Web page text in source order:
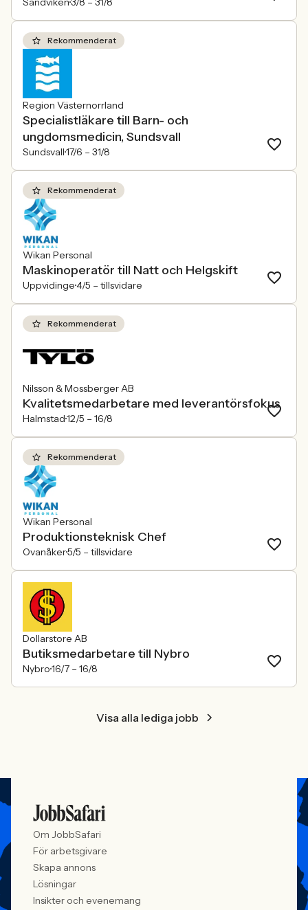
Rekommenderat
Region Västernorrland
Specialistläkare till Barn- och
ungdomsmedicin, Sundsvall
Sundsvall17/6 – 31/8
Rekommenderat
Wikan Personal
Maskinoperatör till Natt och Helgskift
Uppvidinge4/5 – tillsvidare
Rekommenderat
Nilsson & Mossberger AB
Kvalitetsmedarbetare med leverantörsfokus
Halmstad12/5 – 16/8
Rekommenderat
Wikan Personal
Produktionsteknisk Chef
Ovanåker5/5 – tillsvidare
Dollarstore AB
Butiksmedarbetare till Nybro
Nybro16/7 – 16/8
Visa alla lediga jobb
Om JobbSafari
För arbetsgivare
Skapa annons
Lösningar
Insikter och evenemang